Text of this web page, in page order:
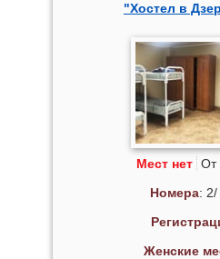
"Хостел в
Мест нет От
Номера: 2/
Женские